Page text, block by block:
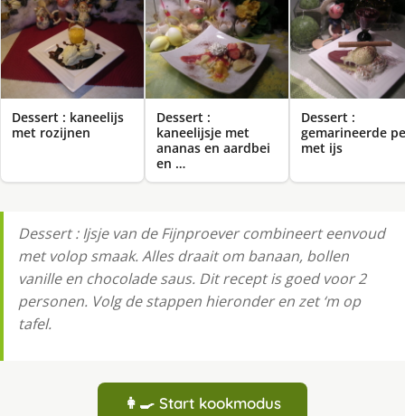
Dessert : kaneelijs
met rozijnen
Dessert :
kaneelijsje met
ananas en aardbei
en …
Dessert :
gemarineerde
met ijs
Dessert : Ijsje van de Fijnproever combineert eenvoud
met volop smaak. Alles draait om banaan, bollen
vanille en chocolade saus. Dit recept is goed voor 2
personen. Volg de stappen hieronder en zet ‘m op
tafel.
👩‍🍳 Start kookmodus